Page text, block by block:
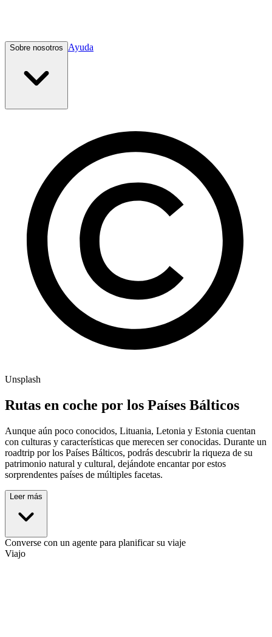
Sobre nosotros Ayuda
Unsplash
Rutas en coche por los Países Bálticos
Aunque aún poco conocidos, Lituania, Letonia y Estonia cuentan
con culturas y características que merecen ser conocidas. Durante un
roadtrip por los Países Bálticos, podrás descubrir la riqueza de su
patrimonio natural y cultural, dejándote encantar por estos
sorprendentes países de múltiples facetas.
Leer más
Converse con un agente para planificar su viaje
Viajo